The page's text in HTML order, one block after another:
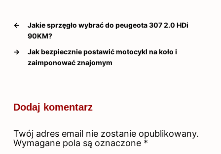
←
Jakie sprzęgło wybrać do peugeota 307 2.0 HDi
90KM?
→
Jak bezpiecznie postawić motocykl na koło i
zaimponować znajomym
Dodaj komentarz
Twój adres email nie zostanie opublikowany.
Wymagane pola są oznaczone *